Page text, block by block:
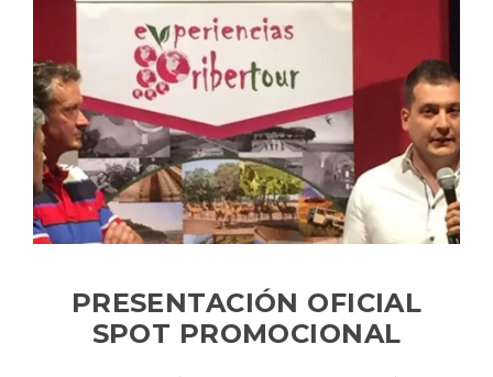
PRESENTACIÓN OFICIAL
SPOT PROMOCIONAL